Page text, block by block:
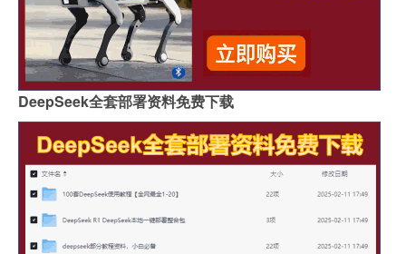
DeepSeek全套部署资料免费下载